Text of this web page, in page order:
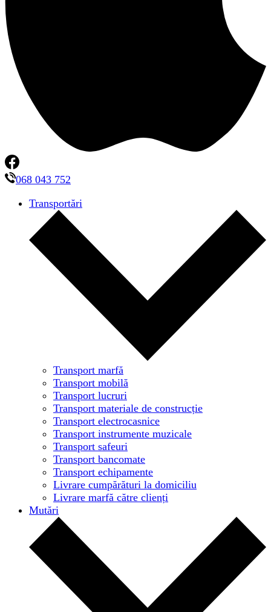
068 043 752
Transportări
Transport marfă
Transport mobilă
Transport lucruri
Transport materiale de construcție
Transport electrocasnice
Transport instrumente muzicale
Transport safeuri
Transport bancomate
Transport echipamente
Livrare cumpărături la domiciliu
Livrare marfă către clienți
Mutări